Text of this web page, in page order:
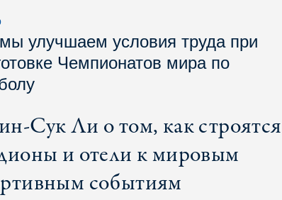
улучшаем условия труда при
Чемпионатов мира по
Сук Ли о том, как строятся
и отели к мировым
событиям